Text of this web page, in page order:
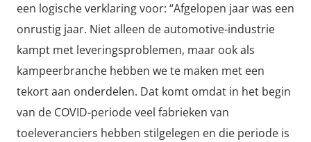
een logische verklaring voor: “Afgelopen jaar was een
onrustig jaar. Niet alleen de automotive-industrie
kampt met leveringsproblemen, maar ook als
kampeerbranche hebben we te maken met een
tekort aan onderdelen. Dat komt omdat in het begin
van de COVID-periode veel fabrieken van
toeleveranciers hebben stilgelegen en die periode is